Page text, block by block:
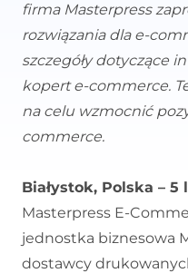
firma Masterpress
rozwiązania dla e-
szczegóły dotyczące
kopert e-commerce.
na celu wzmocnić
commerce.
Białystok, Polska – 5
Masterpress E-
jednostka biznesowa
dostawcy